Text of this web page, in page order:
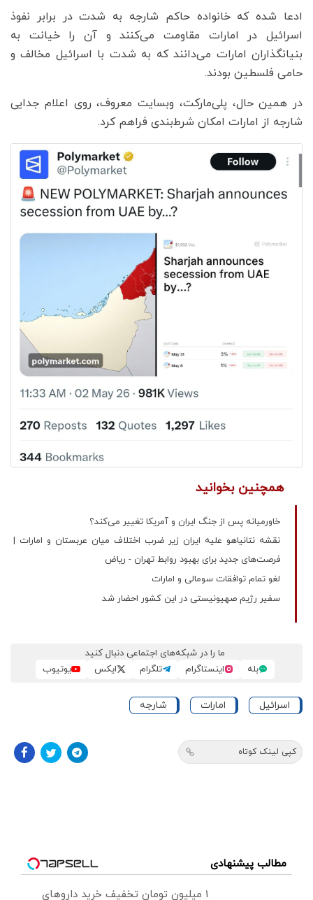
ادعا شده که خانواده حاکم شارجه به شدت در برابر نفوذ
اسرائیل در امارات مقاومت می‌کنند و آن را خیانت به
بنیانگذاران امارات می‌دانند که به شدت با اسرائیل مخالف و
حامی فلسطین بودند.
در همین حال، پلی‌مارکت، وبسایت معروف، روی اعلام جدایی
شارجه از امارات امکان شرط‌بندی فراهم کرد.
همچنین بخوانید
خاورمیانه پس از جنگ ایران و آمریکا تغییر می‌کند؟
نقشه نتانیاهو علیه ایران زیر ضرب اختلاف میان عربستان و امارات |
فرصت‌های جدید برای بهبود روابط تهران - ریاض
لغو تمام توافقات سومالی و امارات
سفیر رژیم صهیونیستی در این کشور احضار شد
ما را در شبکه‌های اجتماعی دنبال کنید
بله
اینستاگرام تلگرام ایکس یوتیوب
اسرائیل امارات شارجه
کپی لینک کوتاه
مطالب پیشنهادی
1 میلیون تومان تخفیف خرید داروهای